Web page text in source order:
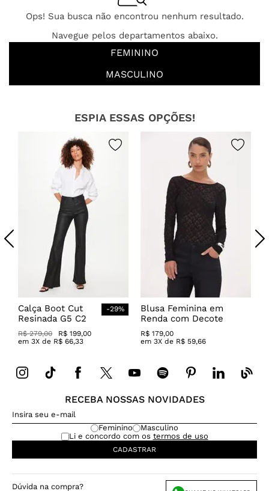
Ops! Sua busca não encontrou nenhum resultado.
Navegue pelos departamentos abaixo.
FEMININO
MASCULINO
ESPIA ESSAS OPÇÕES!
Calça Boot Cut
Resinada G5 C2
-29%
R$ 279,00 R$ 199,00
em 3X de R$ 66,33
Blusa Feminina em
Renda com Decote
Canoa
R$ 179,00
em 3X de R$ 59,66
RECEBA NOSSAS NOVIDADES
Feminino
Masculino
Li e concordo com os termos de uso
CADASTRAR
Dúvida na compra?